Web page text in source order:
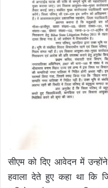
सीएम को दिए आवेदन में
हवाला देते हुए कहा था कि